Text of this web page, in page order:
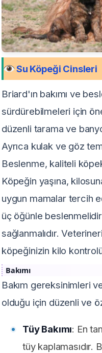
Su Köpeği Cinsleri
Briard'ın bakımı ve
sürdürebilmeleri için
düzenli tarama ve
Ayrıca kulak ve göz
Beslenme, kaliteli köpek
Köpeğin yaşına,
uygun mamalar tercih
üç öğünle
sağlanmalıdır.
köpeğinizin kilo
Bakımı
Bakım gereksinimleri
olduğu için düzenli ve
Tüy Bakımı: En
tüy kaplamasıdır.